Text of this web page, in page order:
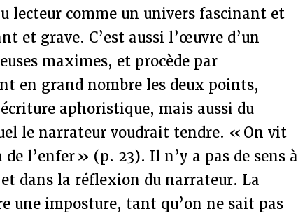
lecteur comme un univers fascinant et
et grave. C’est aussi l’œuvre d’un
maximes, et procède par
en grand nombre les deux points,
aphoristique, mais aussi du
le narrateur voudrait tendre. « On vit
l’enfer » (p. 23). Il n’y a pas de sens à
dans la réflexion du narrateur. La
une imposture, tant qu’on ne sait pas